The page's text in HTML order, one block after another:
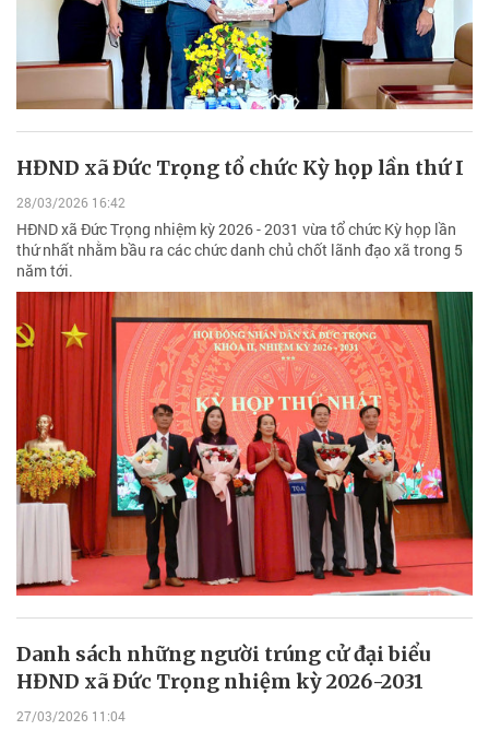
HĐND xã Đức Trọng tổ chức Kỳ họp lần thứ I
28/03/2026 16:42
HĐND xã Đức Trọng nhiệm kỳ 2026 - 2031 vừa tổ chức Kỳ họp lần
thứ nhất nhằm bầu ra các chức danh chủ chốt lãnh đạo xã trong 5
năm tới.
Danh sách những người trúng cử đại biểu
HĐND xã Đức Trọng nhiệm kỳ 2026-2031
27/03/2026 11:04